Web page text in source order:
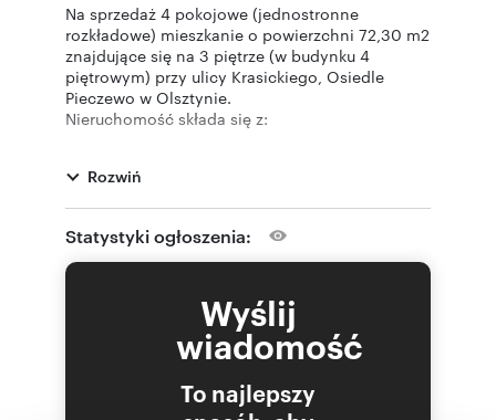
Na sprzedaż 4 pokojowe (jednostronne
rozkładowe) mieszkanie o powierzchni 72,30 m2
znajdujące się na 3 piętrze (w budynku 4
piętrowym) przy ulicy Krasickiego, Osiedle
Pieczewo w Olsztynie.
Nieruchomość składa się z:
- Trzech Pokoi
- Przedpokoju
- Balkonu
Na podłogach panele podłogowe, terakota, na
ścianach gładzie gipsowe i glazura. Okna 2
szybowe PCV, ogrzewanie i ciepła woda z sieci
Czynsz administracyjny 800 zł.
Mieszkanie ciepłe, słoneczne, przestronne, w
Rozwiń
Statystyki ogłoszenia:
Wyślij
wiadomość
To najlepszy